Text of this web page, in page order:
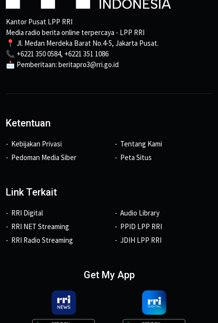
Kantor Pusat LPP RRI
Media radio berita online terpercaya - LPP RRI
📍 Jl. Medan Merdeka Barat No.4-5, Jakarta Pusat.
📞 +6221 350 0584, +6221 351 1086
📩 Pemberitaan: beritapro3@rri.go.id
Ketentuan
Kebijakan Privasi
Pedoman Media Siber
Tentang Kami
Peta Situs
Link Terkait
RRI Digital
RRI NET Streaming
RRI Radio Streaming
Audio Library
PPID LPP RRI
JDIH LPP RRI
Get My App